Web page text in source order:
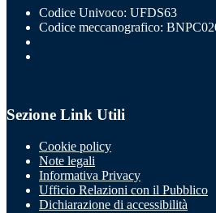
Codice Univoco: UFDS63
Codice meccanografico:
Sezione Link Utili
Cookie policy
Note legali
Informativa Privacy
Ufficio Relazioni con il Pubblico
Dichiarazione di accessibilità